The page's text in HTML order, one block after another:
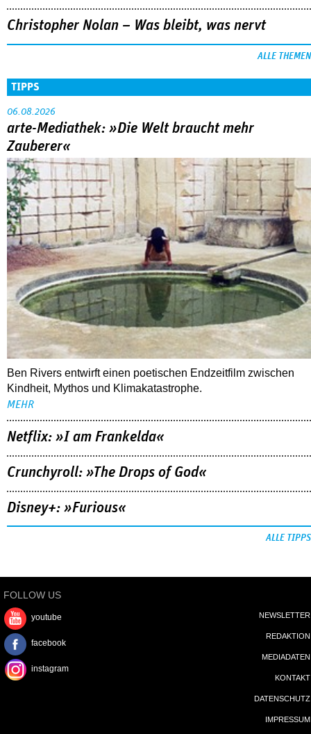
Christopher Nolan – Was bleibt, was nervt
ALLE THEMEN
TIPPS
06.08.2026
arte-Mediathek: »Die Welt braucht mehr
Zauberer«
Ben Rivers entwirft einen poetischen Endzeitfilm zwischen
Kindheit, Mythos und Klimakatastrophe.
MEHR
Netflix: »I am Frankelda«
Crunchyroll: »The Drops of God«
Disney+: »Furious«
ALLE TIPPS
FOLLOW US
youtube
facebook
instagram
NEWSLETTER
REDAKTION
MEDIADATEN
KONTAKT
DATENSCHUTZ
IMPRESSUM